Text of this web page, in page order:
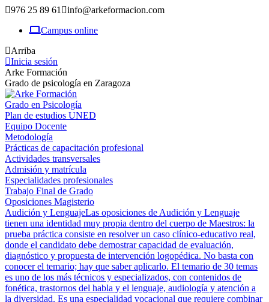
976 25 89 61
info@arkeformacion.com
Campus online
Arriba
Inicia sesión
Arke Formación
Grado de psicología en Zaragoza
Grado en Psicología
Plan de estudios UNED
Equipo Docente
Metodología
Prácticas de capacitación profesional
Actividades transversales
Admisión y matrícula
Especialidades profesionales
Trabajo Final de Grado
Oposiciones Magisterio
Audición y LenguajeLas oposiciones de Audición y Lenguaje
tienen una identidad muy propia dentro del cuerpo de Maestros: la
prueba práctica consiste en resolver un caso clínico-educativo real,
donde el candidato debe demostrar capacidad de evaluación,
diagnóstico y propuesta de intervención logopédica. No basta con
conocer el temario; hay que saber aplicarlo. El temario de 30 temas
es uno de los más técnicos y especializados, con contenidos de
fonética, trastornos del habla y el lenguaje, audiología y atención a
la diversidad. Es una especialidad vocacional que requiere combinar